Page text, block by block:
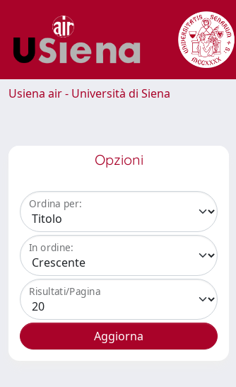
Usiena air - Università di Siena
Opzioni
Ordina per:
In ordine:
Risultati/Pagina